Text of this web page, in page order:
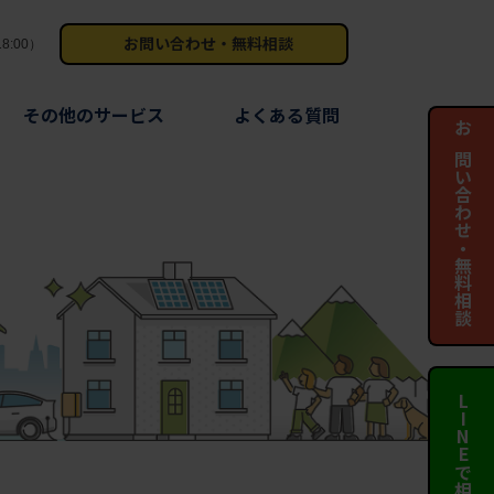
） お問い合わせ・無料相談
その他のサービス よくある質問
お問い合わせ・無料相談